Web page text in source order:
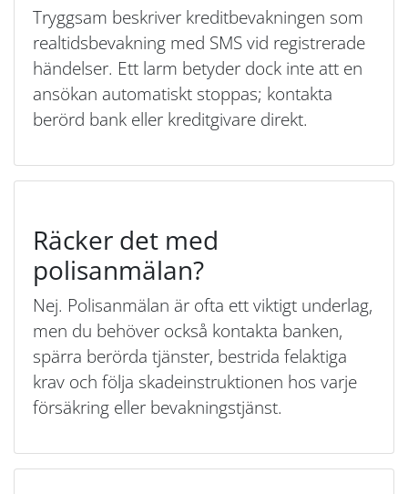
Tryggsam beskriver kreditbevakningen som
realtidsbevakning med SMS vid registrerade
händelser. Ett larm betyder dock inte att en
ansökan automatiskt stoppas; kontakta
berörd bank eller kreditgivare direkt.
Räcker det med
polisanmälan?
Nej. Polisanmälan är ofta ett viktigt underlag,
men du behöver också kontakta banken,
spärra berörda tjänster, bestrida felaktiga
krav och följa skadeinstruktionen hos varje
försäkring eller bevakningstjänst.